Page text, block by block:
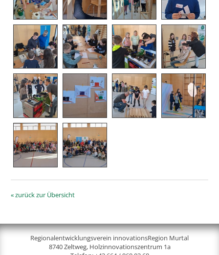
« zurück zur Übersicht
Regionalentwicklungsverein innovationsRegion Murtal
8740 Zeltweg, Holzinnovationszentrum 1a